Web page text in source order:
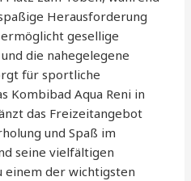
Herausforderung
gesellige
die nahegelegene
für sportliche
Kombibad Aqua Reni in
das Freizeitangebot
und Spaß im
seine vielfältigen
einem der wichtigsten